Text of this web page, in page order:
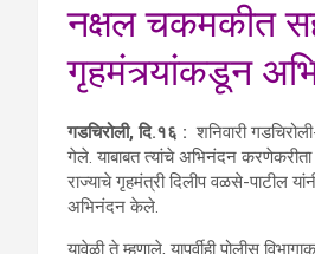
नक्षल चकमकीत
गृहमंत्र्यांकडून
गडचिरोली, दि.१६ : शनिवारी
गेले. याबाबत त्यांचे अभिनंदन करणेकरीता
राज्याचे गृहमंत्री दिलीप वळसे-पाटील
अभिनंदन केले.
यावेळी ते म्हणाले, यापूर्वीही पोलीस